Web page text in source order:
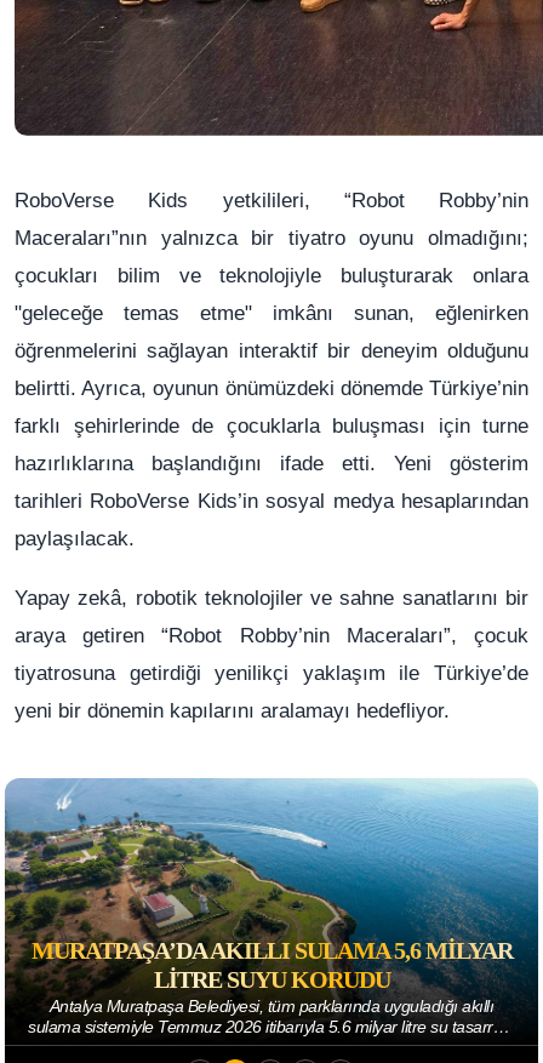
RoboVerse Kids yetkilileri, “Robot Robby’nin
Maceraları”nın yalnızca bir tiyatro oyunu olmadığını;
çocukları bilim ve teknolojiyle buluşturarak onlara
"geleceğe temas etme" imkânı sunan, eğlenirken
öğrenmelerini sağlayan interaktif bir deneyim olduğunu
belirtti. Ayrıca, oyunun önümüzdeki dönemde Türkiye’nin
farklı şehirlerinde de çocuklarla buluşması için turne
hazırlıklarına başlandığını ifade etti. Yeni gösterim
tarihleri RoboVerse Kids’in sosyal medya hesaplarından
paylaşılacak.
Yapay zekâ, robotik teknolojiler ve sahne sanatlarını bir
araya getiren “Robot Robby’nin Maceraları”, çocuk
tiyatrosuna getirdiği yenilikçi yaklaşım ile Türkiye’de
yeni bir dönemin kapılarını aralamayı hedefliyor.
MURATPAŞA’DA AKILLI SULAMA 5,6 MILYAR
LITRE SUYU KORUDU
Antalya Muratpaşa Belediyesi, tüm parklarında uyguladığı akıllı
sulama sistemiyle Temmuz 2026 itibarıyla 5.6 milyar litre su tasarrufu
sağladı. Parkların sul...